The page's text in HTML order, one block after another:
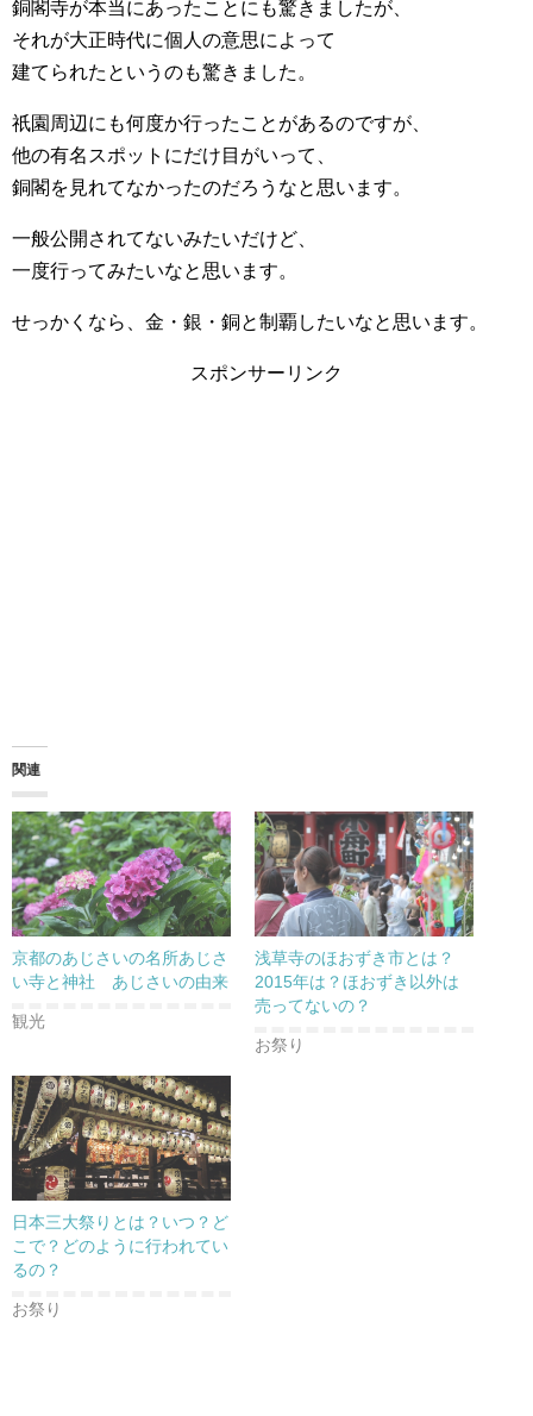
銅閣寺が本当にあったことにも驚きましたが、
それが大正時代に個人の意思によって
建てられたというのも驚きました。
祇園周辺にも何度か行ったことがあるのですが、
他の有名スポットにだけ目がいって、
銅閣を見れてなかったのだろうなと思います。
一般公開されてないみたいだけど、
一度行ってみたいなと思います。
せっかくなら、金・銀・銅と制覇したいなと思います。
スポンサーリンク
関連
京都のあじさいの名所あじさ
い寺と神社 あじさいの由来
観光
浅草寺のほおずき市とは？
2015年は？ほおずき以外は
売ってないの？
お祭り
日本三大祭りとは？いつ？ど
こで？どのように行われてい
るの？
お祭り